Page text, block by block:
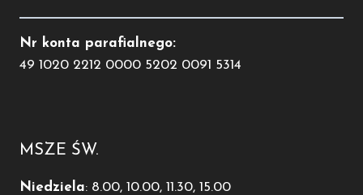
Nr konta parafialnego:
49 1020 2212 0000 5202 0091 5314
MSZE ŚW.
Niedziela: 8.00, 10.00, 11.30, 15.00